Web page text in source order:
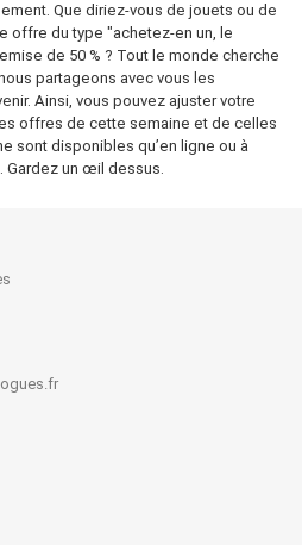
Que diriez-vous de jouets ou de
offre du type "achetez-en un, le
de 50 % ? Tout le monde cherche
partageons avec vous les
Ainsi, vous pouvez ajuster votre
offres de cette semaine et de celles
sont disponibles qu’en ligne ou à
Gardez un œil dessus.